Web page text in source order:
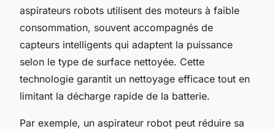
aspirateurs robots utilisent des moteurs à faible
consommation, souvent accompagnés de
capteurs intelligents qui adaptent la puissance
selon le type de surface nettoyée. Cette
technologie garantit un nettoyage efficace tout en
limitant la décharge rapide de la batterie.
Par exemple, un aspirateur robot peut réduire sa